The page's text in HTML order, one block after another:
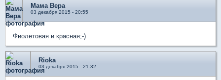
Мама Вера
03 декабря 2015 - 20:55
Фиолетовая и красная;-)
Rioka
03 декабря 2015 - 21:32